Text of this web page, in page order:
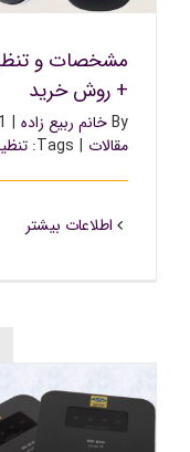
+ روش خرید
Byخانم ربیع زاده |
مقالات |
Tags:
اطلاعات بیشتر